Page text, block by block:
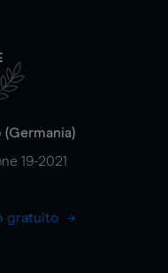
(Germania)
19-2021
gratuito